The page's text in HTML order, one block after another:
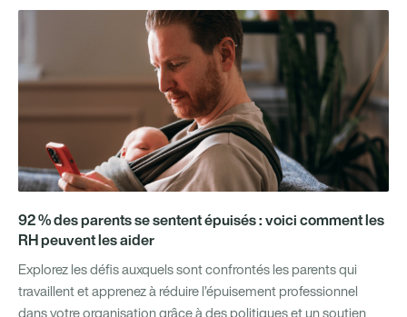
92 % des parents se sentent épuisés : voici comment les
RH peuvent les aider
Explorez les défis auxquels sont confrontés les parents qui
travaillent et apprenez à réduire l’épuisement professionnel
dans votre organisation grâce à des politiques et un soutien